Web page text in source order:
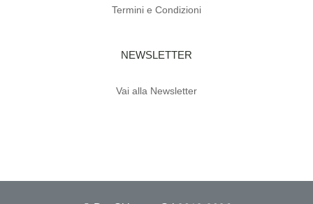
Termini e Condizioni
NEWSLETTER
Vai alla Newsletter